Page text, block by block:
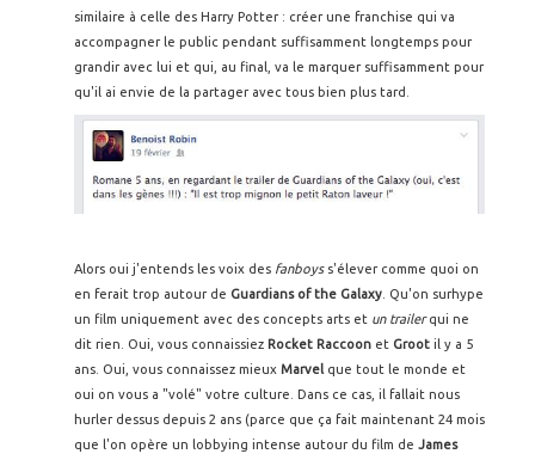
similaire à celle des Harry Potter : créer une franchise qui va
accompagner le public pendant suffisamment longtemps pour
grandir avec lui et qui, au final, va le marquer suffisamment pour
qu'il ai envie de la partager avec tous bien plus tard.
Alors oui j'entends les voix des fanboyss'élever comme quoi on
en ferait trop autour de Guardians of the Galaxy . Qu'on surhype
un film uniquement avec des concepts arts et un trailerqui ne
dit rien. Oui, vous connaissiez Rocket Raccoon et Groot il y a 5
ans. Oui, vous connaissez mieux Marvel que tout le monde et
oui on vous a "volé" votre culture. Dans ce cas, il fallait nous
hurler dessus depuis 2 ans (parce que ça fait maintenant 24 mois
que l'on opère un lobbying intense autour du film de James